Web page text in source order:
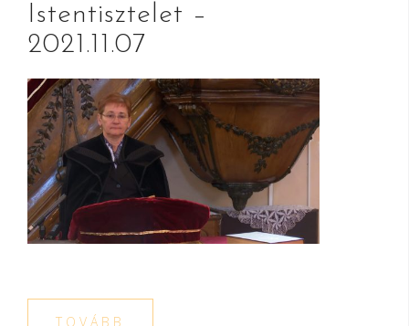
Istentisztelet –
2021.11.07
TOVÁBB